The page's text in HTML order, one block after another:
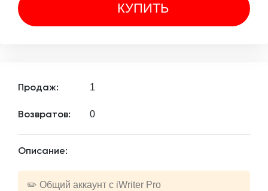
КУПИТЬ
Продаж: 1
Возвратов: 0
Описание:
✏️ Общий аккаунт с iWriter Pro